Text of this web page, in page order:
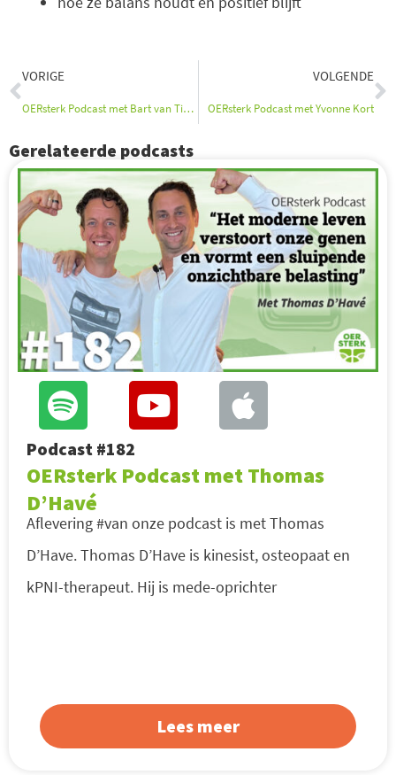
Vorige
VORIGE
OERsterk Podcast met Bart van Tienen
VOLGENDE
OERsterk Podcast met Yvonne Kort
Gerelateerde podcasts
Podcast #182
OERsterk Podcast met Thomas
D’Havé
Aflevering #van onze podcast is met Thomas
D’Have. Thomas D’Have is kinesist, osteopaat en
kPNI-therapeut. Hij is mede-oprichter
Lees meer